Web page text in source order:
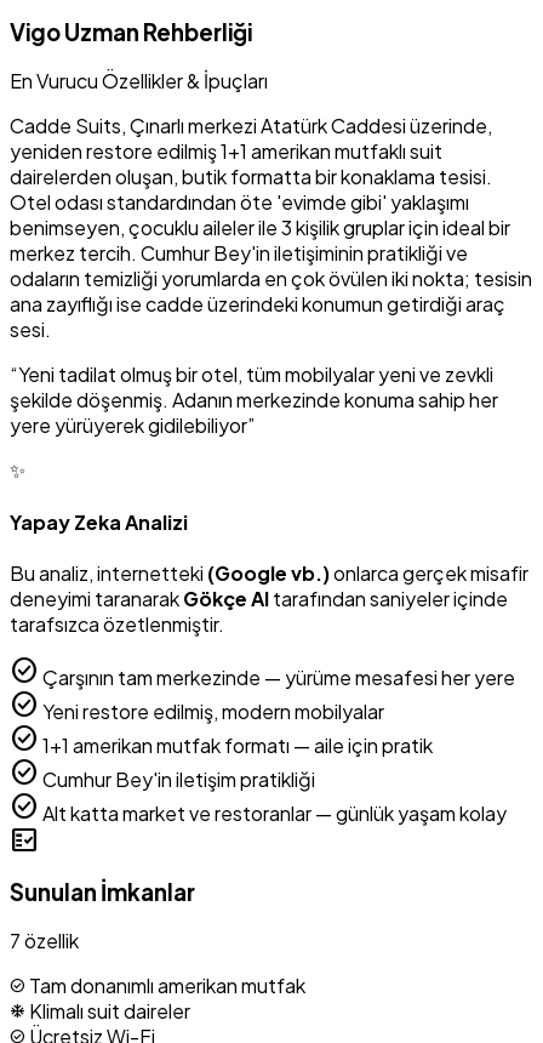
Vigo Uzman Rehberliği
En Vurucu Özellikler & İpuçları
Cadde Suits, Çınarlı merkezi Atatürk Caddesi üzerinde,
yeniden restore edilmiş 1+1 amerikan mutfaklı suit
dairelerden oluşan, butik formatta bir konaklama tesisi.
Otel odası standardından öte 'evimde gibi' yaklaşımı
benimseyen, çocuklu aileler ile 3 kişilik gruplar için ideal bir
merkez tercih. Cumhur Bey'in iletişiminin pratikliği ve
odaların temizliği yorumlarda en çok övülen iki nokta; tesisin
ana zayıflığı ise cadde üzerindeki konumun getirdiği araç
sesi.
“Yeni tadilat olmuş bir otel, tüm mobilyalar yeni ve zevkli
şekilde döşenmiş. Adanın merkezinde konuma sahip her
yere yürüyerek gidilebiliyor”
✨
Yapay Zeka Analizi
Bu analiz, internetteki (Google vb.)onlarca gerçek misafir
deneyimi taranarakGökçe AItarafından saniyeler içinde
tarafsızca özetlenmiştir.
check_circle Çarşının tam merkezinde — yürüme mesafesi her yere
check_circle Yeni restore edilmiş, modern mobilyalar
check_circle 1+1 amerikan mutfak formatı — aile için pratik
check_circle Cumhur Bey'in iletişim pratikliği
check_circle Alt katta market ve restoranlar — günlük yaşam kolay
fact_check
Sunulan İmkanlar
7 özellik
check_circle Tam donanımlı amerikan mutfak
ac_unit Klimalı suit daireler
check_circle Ücretsiz Wi-Fi